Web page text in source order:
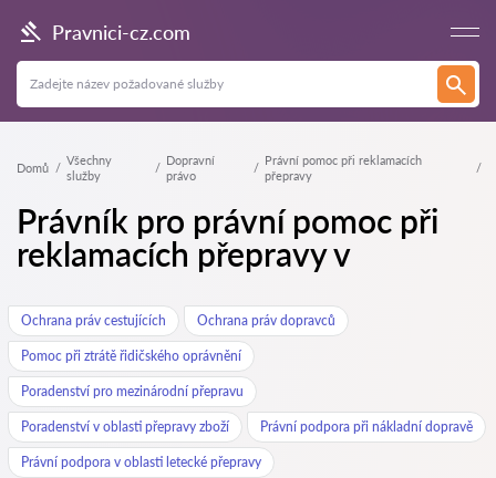
Pravnici-cz.com
Domů
Všechny
služby
Dopravní
právo
Právní pomoc při reklamacích
přepravy
Právník pro právní pomoc při
reklamacích přepravy v
Ochrana práv cestujících Ochrana práv dopravců
Pomoc při ztrátě řidičského oprávnění
Poradenství pro mezinárodní přepravu
Poradenství v oblasti přepravy zboží Právní podpora při nákladní dopravě
Právní podpora v oblasti letecké přepravy